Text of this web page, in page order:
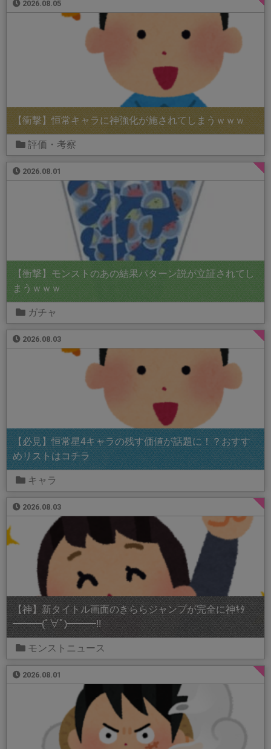
2026.08.05
【衝撃】恒常キャラに神強化が施されてしまうｗｗｗ
評価・考察
2026.08.01
【衝撃】モンストのあの結果パターン説が立証されてし
まうｗｗｗ
ガチャ
2026.08.03
【必見】恒常星4キャラの残す価値が話題に！？おすす
めリストはコチラ
キャラ
2026.08.03
【神】新タイトル画面のきららジャンプが完全に神ｷﾀ
━━━(ﾟ∀ﾟ)━━━!!
モンストニュース
2026.08.01